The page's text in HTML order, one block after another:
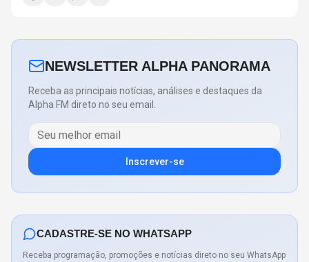
NEWSLETTER ALPHA PANORAMA
Receba as principais notícias, análises e destaques da
Alpha FM direto no seu email.
Inscrever-se
CADASTRE-SE NO WHATSAPP
Receba programação, promoções e notícias direto no seu WhatsApp